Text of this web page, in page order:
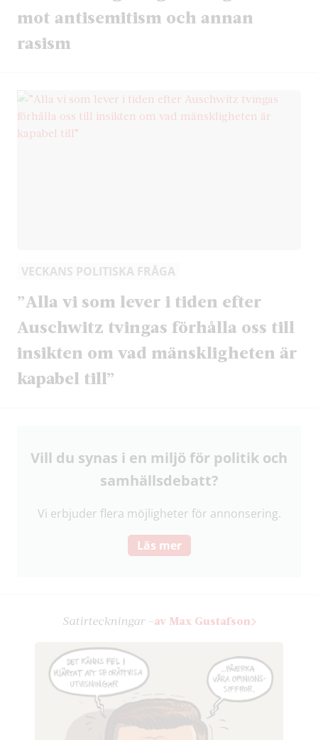
mot antisemitism och annan
rasism
VECKANS POLITISKA FRÅGA
”Alla vi som lever i tiden efter
Auschwitz tvingas förhålla oss till
insikten om vad mänskligheten är
kapabel till”
Vill du synas i en miljö för politik och
samhälls­debatt?
Vi erbjuder flera möjligheter för annonsering.
Läs mer
Satir­teckningar –av Max Gustafson